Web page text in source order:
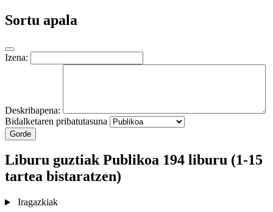
Sortu apala
Izena:
Deskribapena:
Bidalketaren pribatutasuna
Gorde
Liburu guztiakPublikoa 194 liburu (1-15
tartea bistaratzen)
Iragazkiak